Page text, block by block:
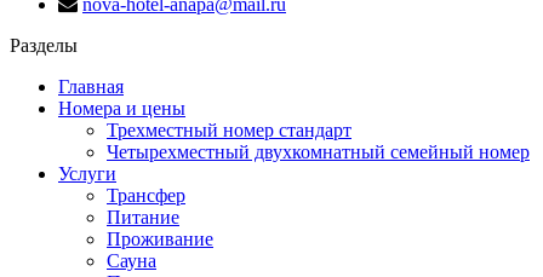
nova-hotel-anapa@mail.ru
Разделы
Главная
Номера и цены
Трехместный номер стандарт
Четырехместный двухкомнатный семейный номер
Услуги
Трансфер
Питание
Проживание
Сауна